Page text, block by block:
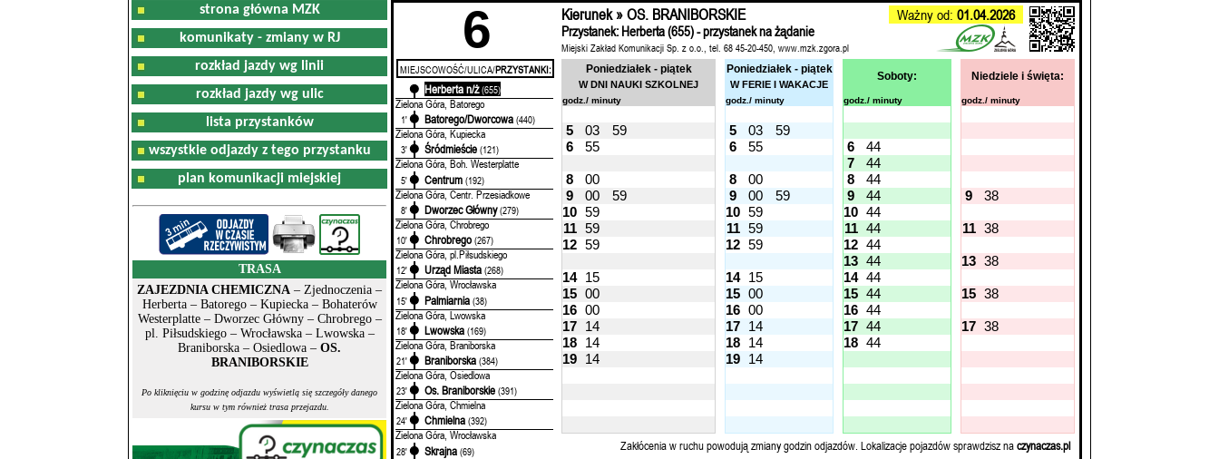
strona główna MZK
komunikaty - zmiany w RJ
rozkład jazdy wg linii
rozkład jazdy wg ulic
lista przystanków
wszystkie odjazdy z tego przystanku
plan komunikacji miejskiej
TRASA
ZAJEZDNIA CHEMICZNA – Zjednoczenia –
Herberta – Batorego – Kupiecka – Bohaterów
Westerplatte – Dworzec Główny – Chrobrego –
pl. Piłsudskiego – Wrocławska – Lwowska –
Braniborska – Osiedlowa – OS.
BRANIBORSKIE
Po kliknięciu w godzinę odjazdu wyświetlą się szczegóły danego
kursu w tym również trasa przejazdu.
6 Kierunek » OS. BRANIBORSKIE Ważny od: 01.04.2026
Przystanek: Herberta (655) - przystanek na żądanie
Miejski Zakład Komunikacji Sp. z o.o., tel. 68 45-20-450, www.mzk.zgora.pl
MIEJSCOWOŚĆ/ULICA/PRZYSTANKI:
Herberta n/ż (655)
Zielona Góra, Batorego
1' Batorego/Dworcowa (440)
Zielona Góra, Kupiecka
3' Śródmieście (121)
Zielona Góra, Boh. Westerplatte
5' Centrum (192)
Zielona Góra, Centr. Przesiadkowe
8' Dworzec Główny (279)
Zielona Góra, Chrobrego
10' Chrobrego (267)
Zielona Góra, pl.Piłsudskiego
12' Urząd Miasta (268)
Zielona Góra, Wrocławska
15' Palmiarnia (38)
Zielona Góra, Lwowska
18' Lwowska (169)
Zielona Góra, Braniborska
21' Braniborska (384)
Zielona Góra, Osiedlowa
23' Os. Braniborskie (391)
Zielona Góra, Chmielna
24' Chmielna (392)
Zielona Góra, Wrocławska
28' Skrajna (69)
Poniedziałek - piątek
W DNI NAUKI SZKOLNEJ
Poniedziałek - piątek
W FERIE I WAKACJE
Soboty: Niedziele i święta:
godz./ minuty godz./ minuty godz./ minuty godz./ minuty
5 03 59 5 03
59
6
55 6 55 6
44
7
44
8
00 8 00 8
44
9
00 59 9 00 59 9 44 9
38
10 59 10 59 10 44
11 59 11 59 11 44 11 38
12 59 12 59 12 44
13 44 13 38
14 15 14 15 14 44
15 00 15 00 15 44 15 38
16 00 16 00 16 44
17 14 17 14 17 44 17 38
18 14 18 14 18 44
19 14 19 14
Zakłócenia w ruchu powodują zmiany godzin odjazdów. Lokalizacje pojazdów sprawdzisz naczynaczas.pl